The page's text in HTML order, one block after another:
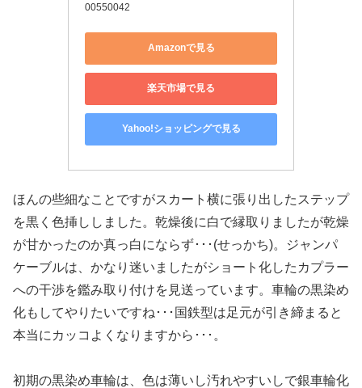
00550042
Amazonで見る
楽天市場で見る
Yahoo!ショッピングで見る
ほんの些細なことですがスカート横に張り出したステップ
を黒く色挿ししました。乾燥後に白で縁取りましたが乾燥
が甘かったのか真っ白にならず･･･(せっかち)。ジャンパ
ケーブルは、かなり迷いましたがショート化したカプラー
への干渉を鑑み取り付けを見送っています。車輪の黒染め
化もしてやりたいですね･･･国鉄型は足元が引き締まると
本当にカッコよくなりますから･･･。
初期の黒染め車輪は、色は薄いし汚れやすいしで銀車輪化